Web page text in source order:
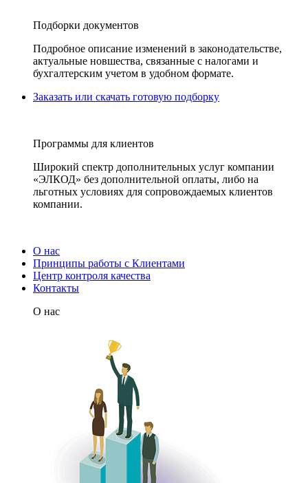
Подборки документов
Подробное описание изменений в законодательстве,
актуальные новшества, связанные с налогами и
бухгалтерским учетом в удобном формате.
Заказать или скачать готовую подборку
Программы для клиентов
Широкий спектр дополнительных услуг компании
«ЭЛКОД» без дополнительной оплаты, либо на
льготных условиях для сопровождаемых клиентов
компании.
О нас
Принципы работы с Клиентами
Центр контроля качества
Контакты
О нас